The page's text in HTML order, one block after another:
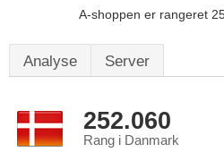
A-shoppen er rangeret
Analyse Server
252.060
Rang i Danmark